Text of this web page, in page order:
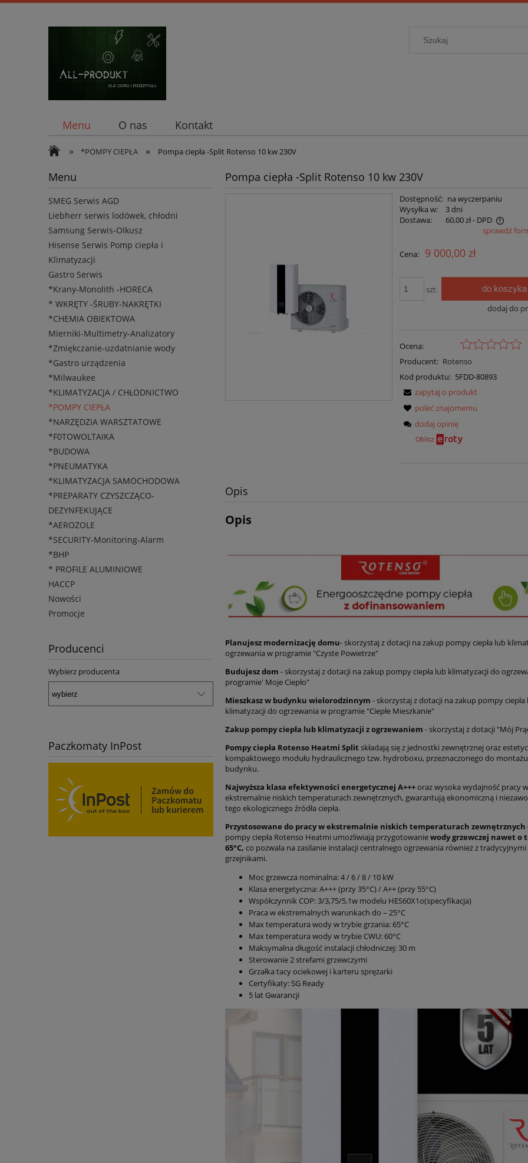
Menu O nas Kontakt
» *POMPY CIEPŁA » Pompa ciepła -Split Rotenso 10 kw 230V
Menu
SMEG Serwis AGD
Liebherr serwis lodówek, chłodni
Samsung Serwis-Olkusz
Hisense Serwis Pomp ciepła i
Klimatyzacji
Gastro Serwis
*Krany-Monolith -HORECA
* WKRĘTY -ŚRUBY-NAKRĘTKI
*CHEMIA OBIEKTOWA
Mierniki-Multimetry-Analizatory
*Zmiękczanie-uzdatnianie wody
*Gastro urządzenia
*Milwaukee
*KLIMATYZACJA / CHŁODNICTWO
*POMPY CIEPŁA
*NARZĘDZIA WARSZTATOWE
*F0TOWOLTAIKA
*BUDOWA
*PNEUMATYKA
*KLIMATYZACJA SAMOCHODOWA
*PREPARATY CZYSZCZĄCO-
DEZYNFEKUJĄCE
*AEROZOLE
*SECURITY-Monitoring-Alarm
*BHP
* PROFILE ALUMINIOWE
HACCP
Nowości
Promocje
Producenci
Wybierz producenta
Paczkomaty InPost
Pompa ciepła -Split Rotenso 10 kw 230V
Dostępność: na wyczerpaniu
Wysyłka w:
3 dni
Dostawa:
60,00 zł- DPD
sprawdź
Cena: 9 000,00 zł
szt. do koszyka
dodaj do
Ocena:
Producent: Rotenso
Kod produktu: 5FDD-80893
zapytaj o produkt
poleć znajomemu
dodaj opinię
Opis
Opis
Planujesz modernizację domu- skorzystaj z dotacji na zakup pompy ciepła lub
ogrzewania w programie "Czyste Powietrze"
Budujesz dom - skorzystaj z dotacji na zakup pompy ciepła lub klimatyzacji do
programie' Moje Ciepło"
Mieszkasz w budynku wielorodzinnym - skorzystaj z dotacji na zakup pompy ciepła
klimatyzacji do ogrzewania w programie "Ciepłe Mieszkanie"
Zakup pompy ciepła lub klimatyzacji z ogrzewaniem - skorzystaj z dotacji "Mój
Pompy ciepła Rotenso Heatmi Split składają się z jednostki zewnętrznej oraz
kompaktowego modułu hydraulicznego tzw. hydroboxu, przeznaczonego do
budynku.
Najwyższa klasa efektywności energetycznej A+++oraz wysoka wydajność pracy w
ekstremalnie niskich temperaturach zewnętrznych, gwarantują ekonomiczną i
tego ekologicznego źródła ciepła.
Przystosowane do pracy w ekstremalnie niskich temperaturach zewnętrznych
pompy ciepła Rotenso Heatmi umożliwiają przygotowaniewody grzewczej nawet o
65°C, co pozwala na zasilanie instalacji centralnego ogrzewania również z tradycyjnymi
grzejnikami.
Moc grzewcza nominalna: 4 / 6 / 8 / 10 kW
Klasa energetyczna: A+++ (przy 35°C) / A++ (przy 55°C)
Współczynnik COP: 3/3,75/5.1w modelu HES60X1o(specyfikacja)
Praca w ekstremalnych warunkach do – 25°C
Max temperatura wody w trybie grzania: 65°C
Max temperatura wody w trybie CWU: 60°C
Maksymalna długość instalacji chłodniczej: 30 m
Sterowanie 2 strefami grzewczymi
Grzałka tacy ociekowej i karteru sprężarki
Certyfikaty: SG Ready
5 lat Gwarancji